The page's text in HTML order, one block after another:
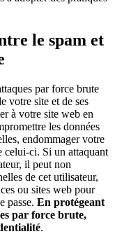
le spam et
par force brute
votre site et de ses
à votre site web en
les données
endommager votre
celui-ci. Si un attaquant
il peut non
de cet utilisateur,
ou sites web pour
passe. En protégeant
par force brute,
.